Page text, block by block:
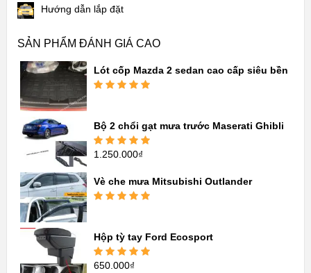
Hướng dẫn lắp đặt
SẢN PHẨM ĐÁNH GIÁ CAO
Lót cốp Mazda 2 sedan cao cấp siêu bền
sao
Bộ 2 chổi gạt mưa trước Maserati Ghibli
Được xếp
sao
1.250.000₫
Vè che mưa Mitsubishi Outlander
sao
Hộp tỳ tay Ford Ecosport
Được xếp
650.000₫